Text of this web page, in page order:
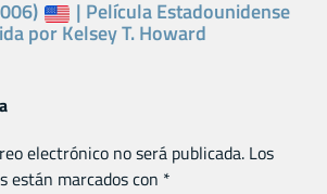
| Película Estadounidense
por Kelsey T. Howard
electrónico no será publicada. Los
están marcados con *